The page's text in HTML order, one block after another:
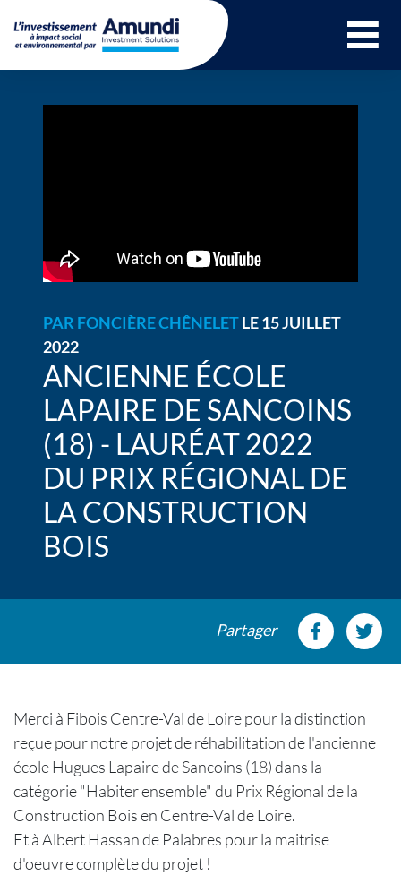
PAR FONCIÈRE CHÊNELETLE 15 JUILLET
2022
ANCIENNE ÉCOLE
LAPAIRE DE SANCOINS
(18) - LAURÉAT 2022
DU PRIX RÉGIONAL DE
LA CONSTRUCTION
BOIS
Partager
Merci à Fibois Centre-Val de Loire pour la distinction
reçue pour notre projet de réhabilitation de l'ancienne
école Hugues Lapaire de Sancoins (18) dans la
catégorie "Habiter ensemble" du Prix Régional de la
Construction Bois en Centre-Val de Loire.
Et à Albert Hassan de Palabres pour la maitrise
d'oeuvre complète du projet !